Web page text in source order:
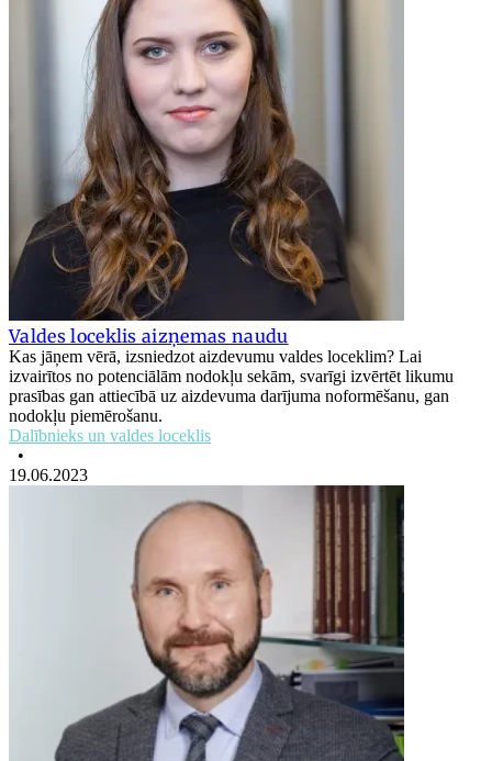
Valdes loceklis aizņemas naudu
Kas jāņem vērā, izsniedzot aizdevumu valdes loceklim? Lai
izvairītos no potenciālām nodokļu sekām, svarīgi izvērtēt likumu
prasības gan attiecībā uz aizdevuma darījuma noformēšanu, gan
nodokļu piemērošanu.
Dalībnieks un valdes loceklis
•
19.06.2023